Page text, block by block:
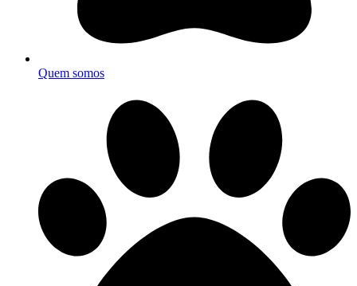
Quem somos